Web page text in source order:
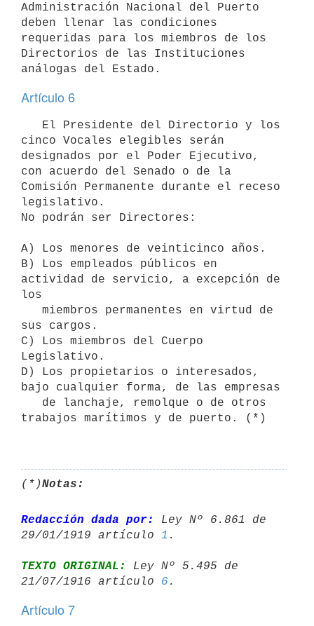
Administración Nacional del Puerto
deben llenar las condiciones
requeridas para los miembros de los
Directorios de las Instituciones
análogas del Estado.
Artículo 6
cinco Vocales elegibles serán
designados por el Poder Ejecutivo,
con acuerdo del Senado o de la
Comisión Permanente durante el receso
legislativo.
No podrán ser Directores:
A) Los menores de veinticinco años.
B) Los empleados públicos en
actividad de servicio, a excepción de
los
sus cargos.
C) Los miembros del Cuerpo
Legislativo.
D) Los propietarios o interesados,
bajo cualquier forma, de las empresas
trabajos marítimos y de puerto. (*)
(*)Notas:
Redacción dada por:
Ley Nº 6.861 de
29/01/1919 artículo 1
TEXTO ORIGINAL:
Ley Nº 5.495 de
21/07/1916 artículo 6
Artículo 7